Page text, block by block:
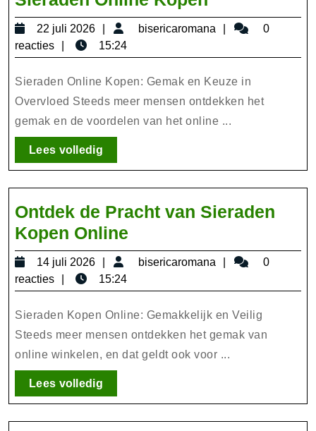
de
Voordelen
van
Sieraden
Online
Kopen
22 juli 2026
22
juli
2026
bisericaromana bisericaromana
0
reacties
15:24
Sieraden Online Kopen: Gemak en Keuze in
Overvloed Steeds meer mensen ontdekken het
gemak en de voordelen van het online ...
Lees volledigLees
volledig
Ontdek de Pracht van Sieraden
Kopen Online
de
van
Sieraden
Kopen
Online
14 juli 2026
14
juli
2026
bisericaromana bisericaromana
0
reacties
15:24
Sieraden Kopen Online: Gemakkelijk en Veilig
Steeds meer mensen ontdekken het gemak van
online winkelen, en dat geldt ook voor ...
Lees volledigLees
volledig